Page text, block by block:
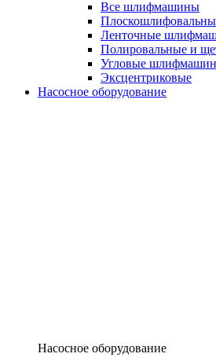
Все шлифмашины
Ленточные
Полировальные и
Угловые
Эксцентриковые
Насосное оборудование
Насосное оборудование